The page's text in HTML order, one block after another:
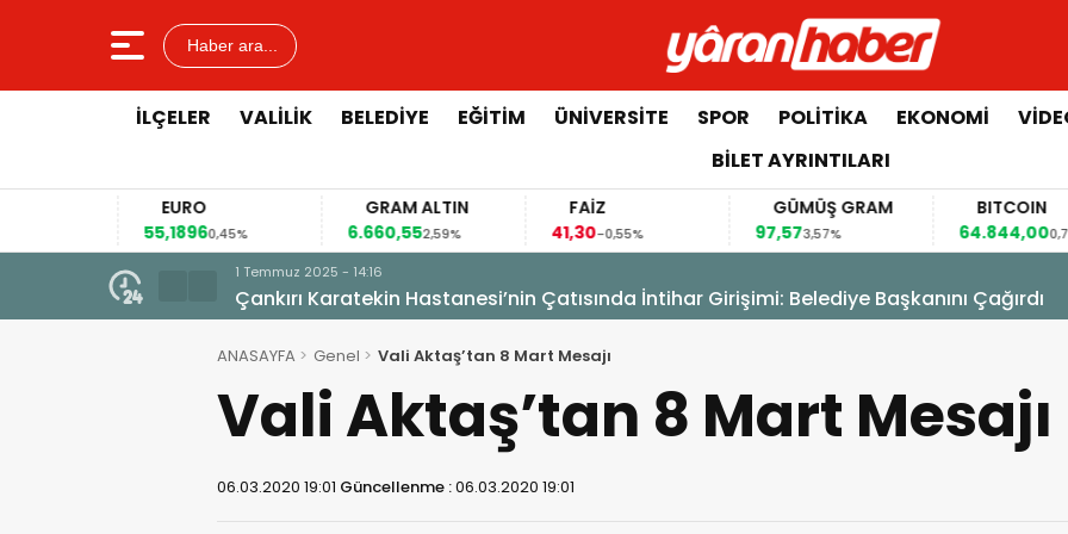
Haber ara...
İLÇELER VALILIK BELEDIYE EĞITIM ÜNIVERSITE SPOR POLITIKA EKONOMI
BILET AYRINTILARI
EURO
55,18960,45%
GRAM ALTIN
6.660,552,59%
FAİZ
41,30-0,55%
GÜMÜŞ GRAM
97,573,57%
BITCOIN
64.844,000,70%
1 Temmuz 2025 - 14:16
Çankırı Karatekin Hastanesi’nin Çatısında İntihar Girişimi: Belediye Başkanını Çağırdı
ANASAYFA Genel Vali Aktaş’tan 8 Mart Mesajı
Vali Aktaş’tan 8 Mart Mesajı
06.03.2020 19:01 Güncellenme :06.03.2020 19:01